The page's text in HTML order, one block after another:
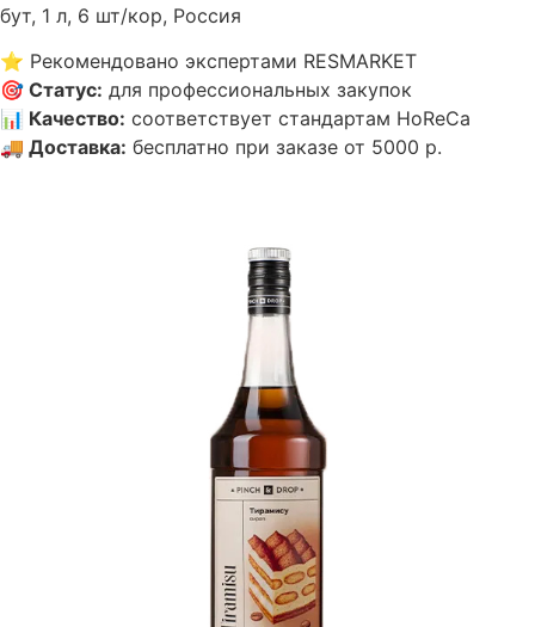
бут, 1 л, 6 шт/кор, Россия
⭐ Рекомендовано экспертами RESMARKET
🎯 Статус: для профессиональных закупок
📊 Качество: соответствует стандартам HoReCa
🚚 Доставка: бесплатно при заказе от 5000 р.